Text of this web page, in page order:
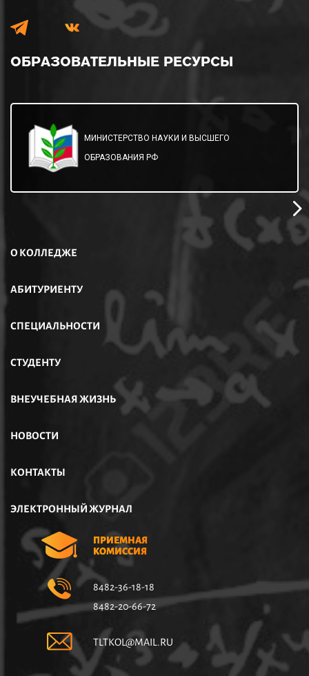
ОБРАЗОВАТЕЛЬНЫЕ РЕСУРСЫ
МИНИСТЕРСТВО НАУКИ И ВЫСШЕГО
ОБРАЗОВАНИЯ РФ
О КОЛЛЕДЖЕ
АБИТУРИЕНТУ
СПЕЦИАЛЬНОСТИ
СТУДЕНТУ
ВНЕУЧЕБНАЯ ЖИЗНЬ
НОВОСТИ
КОНТАКТЫ
ЭЛЕКТРОННЫЙ ЖУРНАЛ
ПРИЕМНАЯ
КОМИССИЯ
8482-36-18-18
8482-20-66-72
TLTKOL@MAIL.RU